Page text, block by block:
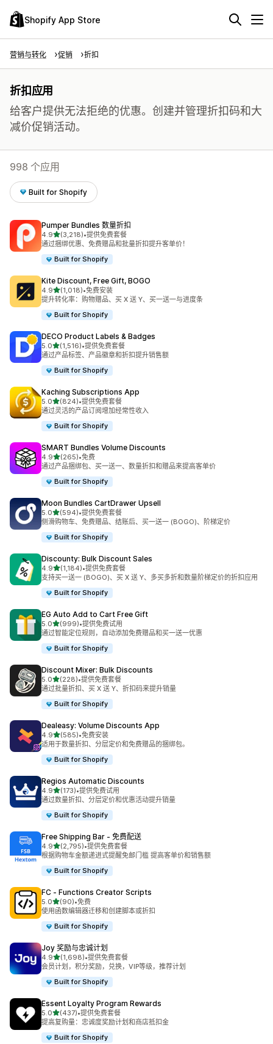
Shopify App Store
营销与转化 促销 折扣
折扣应用
给客户提供无法拒绝的优惠。创建并管理折扣码和大
减价促销活动。
998 个应用
Built for Shopify
Pumper Bundles 数量折扣
4.9星（满分 5 星）
(3,218)
总共 3218 条评论
•提供免费套餐
通过捆绑优惠、免费赠品和批量折扣提升客单价！
Built for Shopify
Kite Discount, Free Gift, BOGO
4.9星（满分 5 星）
(1,018)
总共 1018 条评论
•免费安装
提升转化率：购物赠品、买 X 送 Y、买一送一与进度条
Built for Shopify
DECO Product Labels & Badges
5.0星（满分 5 星）
(1,516)
总共 1516 条评论
•提供免费套餐
通过产品标签、产品徽章和折扣提升销售额
Built for Shopify
Kaching Subscriptions App
5.0星（满分 5 星）
(824)
总共 824 条评论
•提供免费套餐
通过灵活的产品订阅增加经常性收入
Built for Shopify
SMART Bundles Volume Discounts
4.9星（满分 5 星）
(265)
总共 265 条评论
•免费
通过产品捆绑包、买一送一、数量折扣和赠品来提高客单价
Built for Shopify
Moon Bundles CartDrawer Upsell
5.0星（满分 5 星）
(594)
总共 594 条评论
•提供免费套餐
侧滑购物车、免费赠品、结账后、买一送一 (BOGO)、阶梯定价
Built for Shopify
Discounty: Bulk Discount Sales
4.9星（满分 5 星）
(1,184)
总共 1184 条评论
•提供免费套餐
支持买一送一 (BOGO)、买 X 送 Y、多买多折和数量阶梯定价的折扣应用
Built for Shopify
EG Auto Add to Cart Free Gift
5.0星（满分 5 星）
(999)
总共 999 条评论
•提供免费试用
通过智能定位规则，自动添加免费赠品和买一送一优惠
Built for Shopify
Discount Mixer: Bulk Discounts
5.0星（满分 5 星）
(228)
总共 228 条评论
•提供免费套餐
通过批量折扣、买 X 送 Y、折扣码来提升销量
Built for Shopify
Dealeasy: Volume Discounts App
4.9星（满分 5 星）
(585)
总共 585 条评论
•免费安装
适用于数量折扣、分层定价和免费赠品的捆绑包。
Built for Shopify
Regios Automatic Discounts
4.9星（满分 5 星）
(173)
总共 173 条评论
•提供免费试用
通过数量折扣、分层定价和优惠活动提升销量
Built for Shopify
Free Shipping Bar ‑ 免费配送
4.9星（满分 5 星）
(2,795)
总共 2795 条评论
•提供免费套餐
根据购物车金额递进式提醒免邮门槛 提高客单价和销售额
Built for Shopify
FC ‑ Functions Creator Scripts
5.0星（满分 5 星）
(90)
总共 90 条评论
•免费
使用函数编辑器迁移和创建脚本或折扣
Built for Shopify
Joy 奖励与忠诚计划
4.9星（满分 5 星）
(1,698)
总共 1698 条评论
•提供免费套餐
会员计划，积分奖励，兑换，VIP等级，推荐计划
Built for Shopify
Essent Loyalty Program Rewards
5.0星（满分 5 星）
(437)
总共 437 条评论
•提供免费套餐
提高复购量：忠诚度奖励计划和商店抵扣金
Built for Shopify